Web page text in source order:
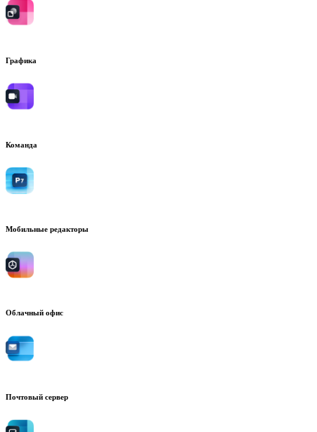
Графика
Команда
Мобильные редакторы
Облачный офис
Почтовый сервер